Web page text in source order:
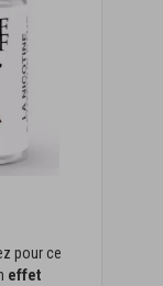
pour ce
effet